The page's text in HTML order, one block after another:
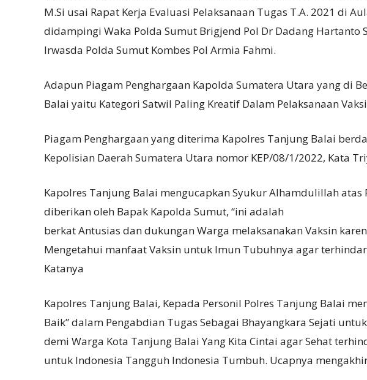
M.Si usai Rapat Kerja Evaluasi Pelaksanaan Tugas T.A. 2021 di
didampingi Waka Polda Sumut Brigjend Pol Dr Dadang Hartanto
Irwasda Polda Sumut Kombes Pol Armia Fahmi.
Adapun Piagam Penghargaan Kapolda Sumatera Utara yang di
Balai yaitu Kategori Satwil Paling Kreatif Dalam Pelaksanaan
Piagam Penghargaan yang diterima Kapolres Tanjung Balai
Kepolisian Daerah Sumatera Utara nomor KEP/08/1/2022, Kata
Kapolres Tanjung Balai mengucapkan Syukur Alhamdulillah atas
diberikan oleh Bapak Kapolda Sumut, “ini adalah
berkat Antusias dan dukungan Warga melaksanakan Vaksin
Mengetahui manfaat Vaksin untuk Imun Tubuhnya agar
Katanya
Kapolres Tanjung Balai, Kepada Personil Polres Tanjung Balai
Baik” dalam Pengabdian Tugas Sebagai Bhayangkara Sejati
demi Warga Kota Tanjung Balai Yang Kita Cintai agar Sehat
untuk Indonesia Tangguh Indonesia Tumbuh. Ucapnya